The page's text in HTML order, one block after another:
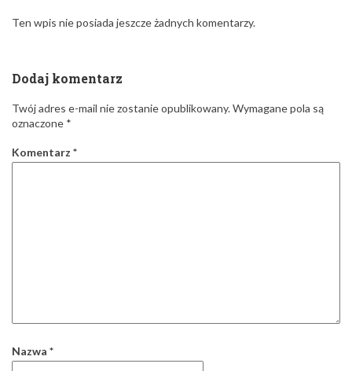
Ten wpis nie posiada jeszcze żadnych komentarzy.
Dodaj komentarz
Twój adres e-mail nie zostanie opublikowany.Wymagane pola są
oznaczone *
Komentarz *
Nazwa *